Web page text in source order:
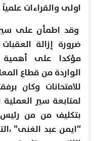
اولى والقراءات علمياً
وقد اطمأن على سير
ضرورة إزالة
مؤكدا على أهمية
الواردة من قطاع
للامتحانات وكان
لمتابعة سير العملية
بتكليف من من رئيس
“ايمن عبد الغنى”